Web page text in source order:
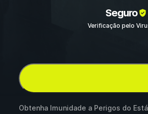
Seguro
Verificação pelo
Obtenha Imunidade a Perigos do